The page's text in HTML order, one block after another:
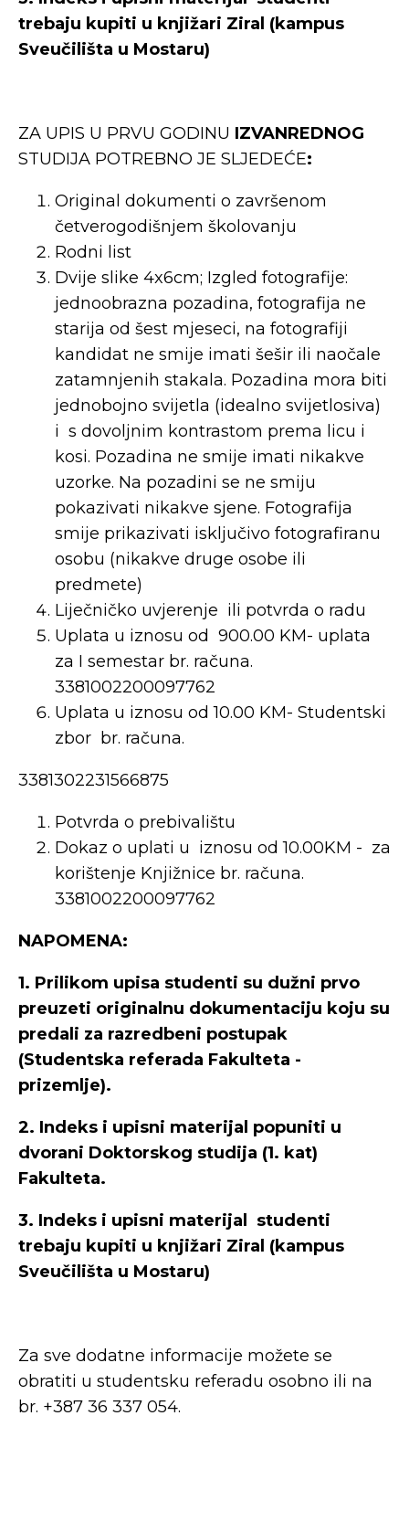
trebaju kupiti u knjižari Ziral (kampus
Sveučilišta u Mostaru)
ZA UPIS U PRVU GODINU IZVANREDNOG
STUDIJA POTREBNO JE SLJEDEĆE:
Original dokumenti o završenom
četverogodišnjem školovanju
Rodni list
Dvije slike 4x6cm; Izgled fotografije:
jednoobrazna pozadina, fotografija ne
starija od šest mjeseci, na fotografiji
kandidat ne smije imati šešir ili naočale
zatamnjenih stakala. Pozadina mora biti
jednobojno svijetla (idealno svijetlosiva)
i s dovoljnim kontrastom prema licu i
kosi. Pozadina ne smije imati nikakve
uzorke. Na pozadini se ne smiju
pokazivati nikakve sjene. Fotografija
smije prikazivati isključivo fotografiranu
osobu (nikakve druge osobe ili
predmete)
Liječničko uvjerenje ili potvrda o radu
Uplata u iznosu od 900.00 KM- uplata
za I semestar br. računa.
3381002200097762
Uplata u iznosu od 10.00 KM- Studentski
zbor br. računa.
3381302231566875
Potvrda o prebivalištu
Dokaz o uplati u iznosu od 10.00KM - za
korištenje Knjižnice br. računa.
3381002200097762
NAPOMENA:
1. Prilikom upisa studenti su dužni prvo
preuzeti originalnu dokumentaciju koju su
predali za razredbeni postupak
(Studentska referada Fakulteta -
prizemlje).
2. Indeks i upisni materijal popuniti u
dvorani Doktorskog studija (1. kat)
Fakulteta.
3. Indeks i upisni materijal studenti
trebaju kupiti u knjižari Ziral (kampus
Sveučilišta u Mostaru)
Za sve dodatne informacije možete se
obratiti u studentsku referadu osobno ili na
br. +387 36 337 054.